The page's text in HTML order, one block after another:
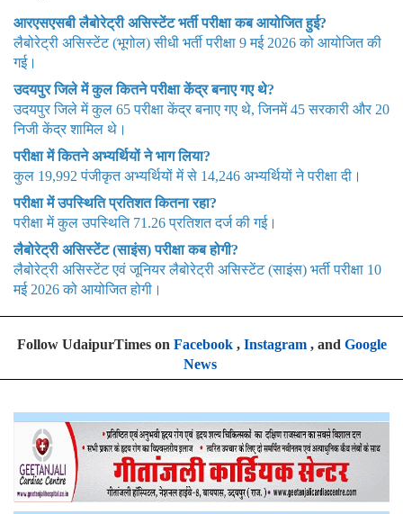
आरएसएसबी लैबोरेट्री असिस्टेंट भर्ती परीक्षा कब आयोजित हुई?
लैबोरेट्री असिस्टेंट (भूगोल) सीधी भर्ती परीक्षा 9 मई 2026 को आयोजित की
गई।
उदयपुर जिले में कुल कितने परीक्षा केंद्र बनाए गए थे?
उदयपुर जिले में कुल 65 परीक्षा केंद्र बनाए गए थे, जिनमें 45 सरकारी और 20
निजी केंद्र शामिल थे।
परीक्षा में कितने अभ्यर्थियों ने भाग लिया?
कुल 19,992 पंजीकृत अभ्यर्थियों में से 14,246 अभ्यर्थियों ने परीक्षा दी।
परीक्षा में उपस्थिति प्रतिशत कितना रहा?
परीक्षा में कुल उपस्थिति 71.26 प्रतिशत दर्ज की गई।
लैबोरेट्री असिस्टेंट (साइंस) परीक्षा कब होगी?
लैबोरेट्री असिस्टेंट एवं जूनियर लैबोरेट्री असिस्टेंट (साइंस) भर्ती परीक्षा 10
मई 2026 को आयोजित होगी।
Follow UdaipurTimes on Facebook, Instagram, and Google
News